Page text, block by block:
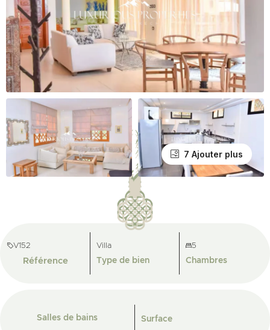
7 Ajouter plus
V152
Référence
Villa
Type de bien
5
Chambres
Salles de bains Surface